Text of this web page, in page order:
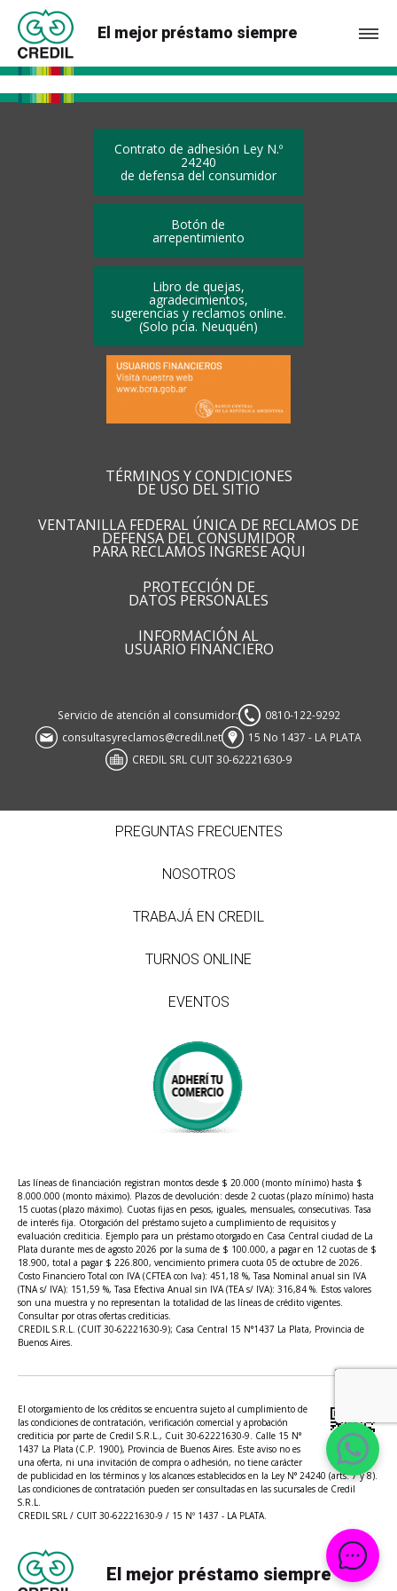
El mejor préstamo siempre
Contrato de adhesión Ley N.º
24240
de defensa del consumidor
Botón de
arrepentimiento
Libro de quejas,
agradecimientos,
sugerencias y reclamos online.
(Solo pcia. Neuquén)
TÉRMINOS Y CONDICIONES
DE USO DEL SITIO
VENTANILLA FEDERAL ÚNICA DE RECLAMOS DE
DEFENSA DEL CONSUMIDOR
PARA RECLAMOS INGRESE AQUI
PROTECCIÓN DE
DATOS PERSONALES
INFORMACIÓN AL
USUARIO FINANCIERO
Servicio de atención al consumidor:
0810-122-9292
consultasyreclamos@credil.net
15 No 1437 - LA PLATA
CREDIL SRL CUIT 30-62221630-9
PREGUNTAS FRECUENTES
NOSOTROS
TRABAJÁ EN CREDIL
TURNOS ONLINE
EVENTOS
Las líneas de financiación registran montos desde $ 20.000 (monto mínimo) hasta $
8.000.000 (monto máximo). Plazos de devolución: desde 2 cuotas (plazo mínimo) hasta
15 cuotas (plazo máximo). Cuotas fijas en pesos, iguales, mensuales, consecutivas. Tasa
de interés fija. Otorgación del préstamo sujeto a cumplimiento de requisitos y
evaluación crediticia. Ejemplo para un préstamo otorgado en Casa Central ciudad de La
Plata durante mes de agosto 2026 por la suma de $ 100.000, a pagar en 12 cuotas de $
18.900, total a pagar $ 226.800, vencimiento primera cuota 05 de octubre de 2026.
Costo Financiero Total con IVA (CFTEA con Iva): 451,18 %, Tasa Nominal anual sin IVA
(TNA s/ IVA): 151,59 %, Tasa Efectiva Anual sin IVA (TEA s/ IVA): 316,84 %. Estos valores
son una muestra y no representan la totalidad de las líneas de crédito vigentes.
Consultar por otras ofertas crediticias.
CREDIL S.R.L. (CUIT 30-62221630-9); Casa Central 15 N°1437 La Plata, Provincia de
Buenos Aires.
El otorgamiento de los créditos se encuentra sujeto al cumplimiento de
las condiciones de contratación, verificación comercial y aprobación
crediticia por parte de Credil S.R.L., Cuit 30-62221630-9. Calle 15 N°
1437 La Plata (C.P. 1900), Provincia de Buenos Aires. Este aviso no es
una oferta, ni una invitación de compra o adhesión, no tiene carácter
de publicidad en los términos y los alcances establecidos en la Ley N° 24240 (arts. 7 y 8).
Las condiciones de contratación pueden ser consultadas en las sucursales de Credil
S.R.L.
CREDIL SRL / CUIT 30-62221630-9 / 15 Nº 1437 - LA PLATA.
El mejor préstamo siempre